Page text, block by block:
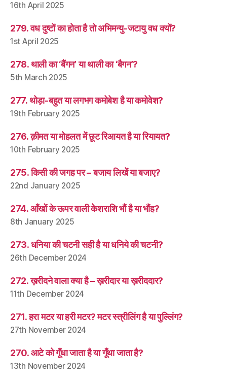
16th April 2025
279. वध दुष्टों का होता है तो अभिमन्यु-जटायु वध क्यों?
1st April 2025
278. थाली का ‘बैंगन’ या थाली का ‘बैगन’?
5th March 2025
277. थोड़ा-बहुत या लगभग कमोबेश है या कमोवेश?
19th February 2025
276. क़ीमत या मोहलत में छूट रिआयत है या रियायत?
10th February 2025
275. किसी की जगह पर – बजाय लिखें या बजाए?
22nd January 2025
274. आँखों के ऊपर वाली केशराशि भौं है या भौंह?
8th January 2025
273. धनिया की चटनी सही है या धनिये की चटनी?
26th December 2024
272. ख़रीदने वाला क्या है – ख़रीदार या ख़रीददार?
11th December 2024
271. हरा मटर या हरी मटर? मटर स्त्रीलिंग है या पुल्लिंग?
27th November 2024
270. आटे को गूँधा जाता है या गूँथा जाता है?
13th November 2024